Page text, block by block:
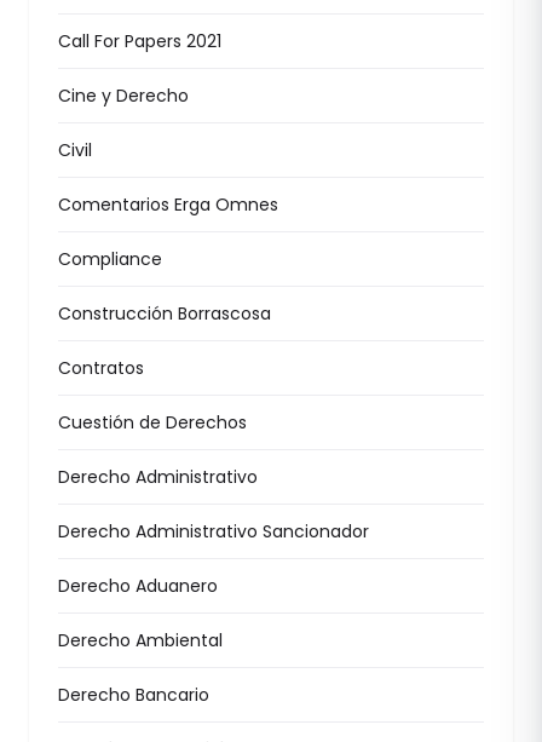
Call For Papers 2021
Cine y Derecho
Civil
Comentarios Erga Omnes
Compliance
Construcción Borrascosa
Contratos
Cuestión de Derechos
Derecho Administrativo
Derecho Administrativo Sancionador
Derecho Aduanero
Derecho Ambiental
Derecho Bancario